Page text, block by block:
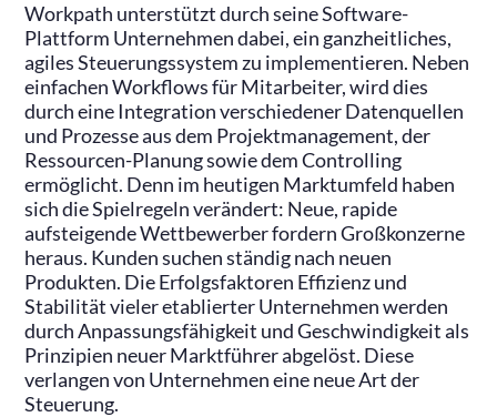
Workpath unterstützt durch seine Software-
Plattform Unternehmen dabei, ein ganzheitliches,
agiles Steuerungssystem zu implementieren. Neben
einfachen Workflows für Mitarbeiter, wird dies
durch eine Integration verschiedener Datenquellen
und Prozesse aus dem Projektmanagement, der
Ressourcen-Planung sowie dem Controlling
ermöglicht. Denn im heutigen Marktumfeld haben
sich die Spielregeln verändert: Neue, rapide
aufsteigende Wettbewerber fordern Großkonzerne
heraus. Kunden suchen ständig nach neuen
Produkten. Die Erfolgsfaktoren Effizienz und
Stabilität vieler etablierter Unternehmen werden
durch Anpassungsfähigkeit und Geschwindigkeit als
Prinzipien neuer Marktführer abgelöst. Diese
verlangen von Unternehmen eine neue Art der
Steuerung.